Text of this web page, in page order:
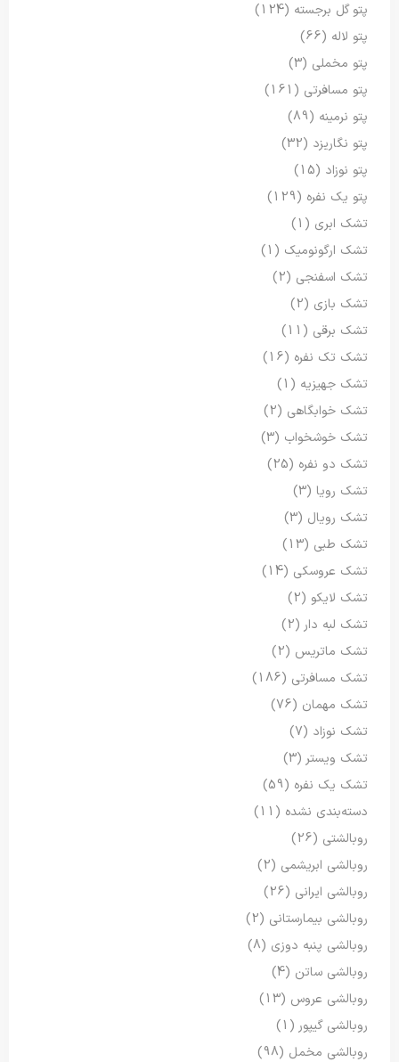
پتو گل برجسته (124)
پتو لاله (66)
پتو مخملی (3)
پتو مسافرتی (161)
پتو نرمینه (89)
پتو نگاریزد (32)
پتو نوزاد (15)
پتو یک نفره (129)
تشک ابری (1)
تشک ارگونومیک (1)
تشک اسفنجی (2)
تشک بازی (2)
تشک برقی (11)
تشک تک نفره (16)
تشک جهیزیه (1)
تشک خوابگاهی (2)
تشک خوشخواب (3)
تشک دو نفره (25)
تشک رویا (3)
تشک رویال (3)
تشک طبی (13)
تشک عروسکی (14)
تشک لایکو (2)
تشک لبه دار(2)
تشک ماتریس (2)
تشک مسافرتی (186)
تشک مهمان (76)
تشک نوزاد (7)
تشک ویستر(3)
تشک یک نفره (59)
دسته‌بندی نشده (11)
روبالشتی (26)
روبالشی ابریشمی (2)
روبالشی ایرانی (26)
روبالشی بیمارستانی (2)
روبالشی پنبه دوزی (8)
روبالشی ساتن (4)
روبالشی عروس (13)
روبالشی گیپور(1)
روبالشی مخمل (98)